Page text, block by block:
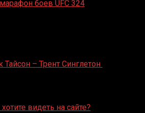
боев UFC 324
Тайсон – Трент Синглетон
видеть на сайте?